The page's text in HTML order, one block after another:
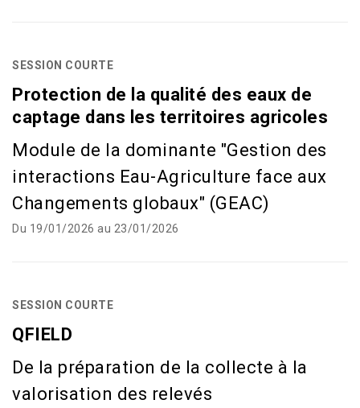
SESSION COURTE
Protection de la qualité des eaux de
captage dans les territoires agricoles
Module de la dominante "Gestion des
interactions Eau-Agriculture face aux
Changements globaux" (GEAC)
Du 19/01/2026 au 23/01/2026
SESSION COURTE
QFIELD
De la préparation de la collecte à la
valorisation des relevés